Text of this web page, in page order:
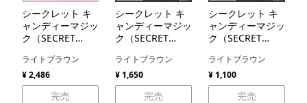
シークレット キ
ャンディーマジッ
ク（SECRET
ライトブラウン
¥ 2,486
完売
シークレット キ
ャンディーマジッ
ク（SECRET
ライトブラウン
¥ 1,650
完売
シークレット キ
ャンディーマジッ
ク（SECRET
ライトブラウン
¥ 1,100
完売